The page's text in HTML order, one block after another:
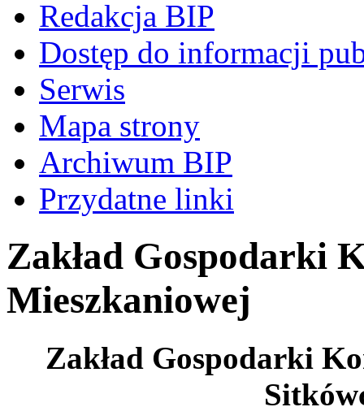
Redakcja BIP
Dostęp do informacji
Serwis
Mapa strony
Archiwum BIP
Przydatne linki
Zakład Gospodarki
Mieszkaniowej
Zakład Gospodarki